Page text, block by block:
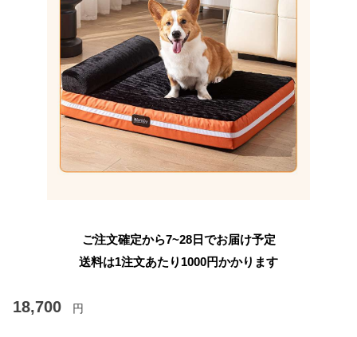
ご注文確定から7~28日でお届け予定
送料は1注文あたり 1000円かかります
18,700 円